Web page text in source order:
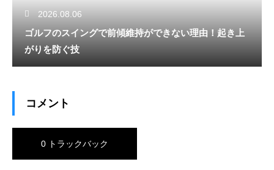
2026.08.06
ゴルフのスイングで前傾維持ができない理由！起き上
がりを防ぐ技
コメント
0 トラックバック